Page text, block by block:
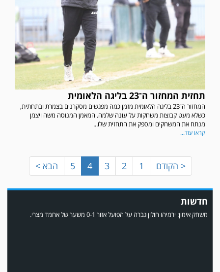
תחזית המחזור ה־23 בליגה הלאומית
המחזור ה־23 בליגה הלאומית מזמן כמה מפגשים מסקרנים בצמרת ובתחתית,
כשלא מעט קבוצות משחקות על עונה שלמה. המאמן המנוסה משה ויצמן
מנתח את המשחקים ומספק את התחזית שלו...
קראו עוד...
< הקודם 1
2
3
4
5 הבא >
חדשות
במשחק אימון שהתקיים הבוקר יום ה' ניצחה קרית מלאכי את עירוני אשדוד 5-0.
משחק אימון: ירמיהו חולון גברה על הפועל אזור 0-1 משער של אחמד מצרי.